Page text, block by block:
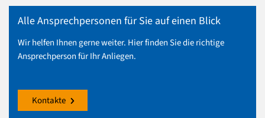
Alle Ansprechpersonen für Sie auf einen Blick
Wir helfen Ihnen gerne weiter. Hier finden Sie die richtige
Ansprechperson für Ihr Anliegen.
Kontakte